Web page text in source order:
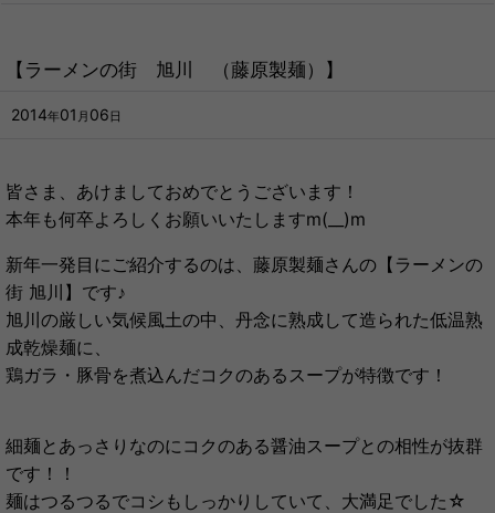
【ラーメンの街 旭川 （藤原製麺）】
2014年01 月 06 日
皆さま、あけましておめでとうございます！
本年も何卒よろしくお願いいたしますm(__)m
新年一発目にご紹介するのは、藤原製麺さんの【ラーメンの
街 旭川】です♪
旭川の厳しい気候風土の中、丹念に熟成して造られた低温熟
成乾燥麺に、
鶏ガラ・豚骨を煮込んだコクのあるスープが特徴です！
細麺とあっさりなのにコクのある醤油スープとの相性が抜群
です！！
麺はつるつるでコシもしっかりしていて、大満足でした☆